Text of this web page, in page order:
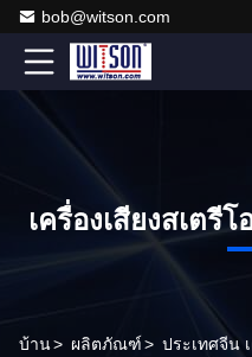
bob@witson.com
เครื่องเสียงสเตรี
บ้าน> ผลิตภัณฑ์>